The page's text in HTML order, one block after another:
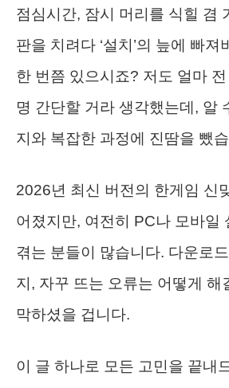
점심시간, 잠시 머리를 식힐 겸
판을 치려다 ‘설치’의 늪에 빠져
한 번쯤 있으시죠? 저도 얼마
명 간단할 거라 생각했는데, 알
지와 복잡한 과정에 진땀을 뺐
2026년 최신 버전의 한게임 신
어졌지만, 여전히 PC나 모바일
겪는 분들이 많습니다. 다운로
지, 자꾸 뜨는 오류는 어떻게 해
막하셨을 겁니다.
이 글 하나로 모든 고민을 끝내